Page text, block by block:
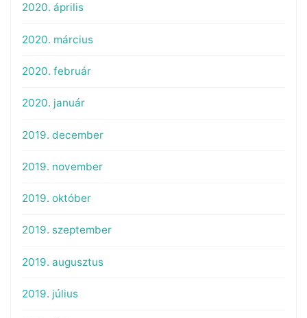
2020. április
2020. március
2020. február
2020. január
2019. december
2019. november
2019. október
2019. szeptember
2019. augusztus
2019. július